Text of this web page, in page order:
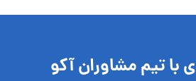
با تیم مشاوران آکو